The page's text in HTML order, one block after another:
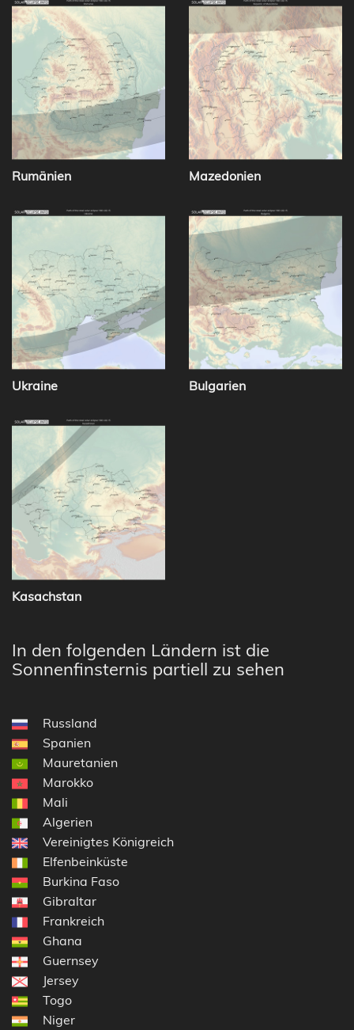
Rumänien Mazedonien
Ukraine Bulgarien
Kasachstan
In den folgenden Ländern ist die
Sonnenfinsternis partiell zu sehen
Russland
Spanien
Mauretanien
Marokko
Mali
Algerien
Vereinigtes Königreich
Elfenbeinküste
Burkina Faso
Gibraltar
Frankreich
Ghana
Guernsey
Jersey
Togo
Niger